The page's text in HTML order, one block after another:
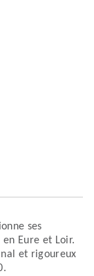
ses
Eure et Loir.
et rigoureux